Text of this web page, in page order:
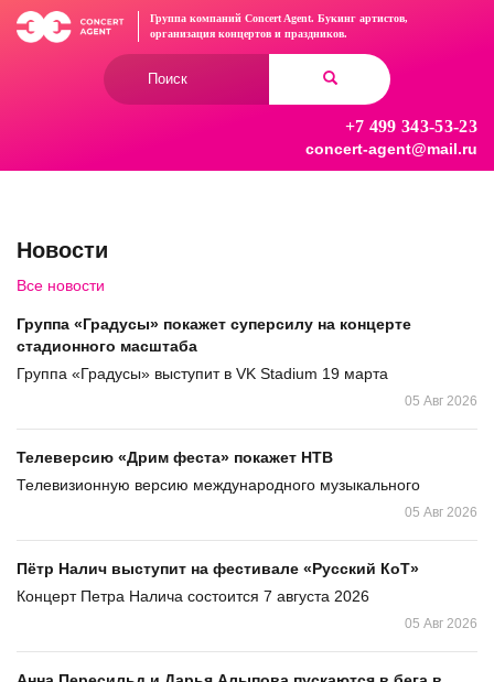
Перейти
Группа компаний Concert Agent. Букинг артистов,
организация концертов и праздников.
+7 499 343-53-23
concert-agent@mail.ru
Новости
Все новости
Группа «Градусы» покажет суперсилу на концерте
стадионного масштаба
Группа «Градусы» выступит в VK Stadium 19 марта
05 Авг 2026
Телеверсию «Дрим феста» покажет НТВ
Телевизионную версию международного музыкального
05 Авг 2026
Пётр Налич выступит на фестивале «Русский КоТ»
Концерт Петра Налича состоится 7 августа 2026
05 Авг 2026